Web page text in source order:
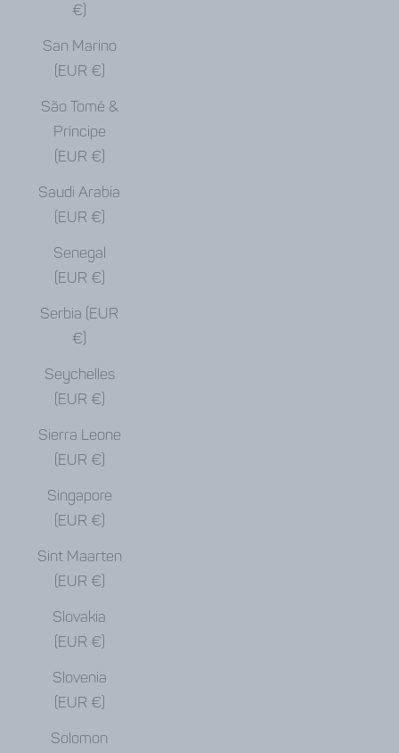
€)
San Marino
(EUR €)
São Tomé &
Príncipe
(EUR €)
Saudi Arabia
(EUR €)
Senegal
(EUR €)
Serbia (EUR
€)
Seychelles
(EUR €)
Sierra Leone
(EUR €)
Singapore
(EUR €)
Sint Maarten
(EUR €)
Slovakia
(EUR €)
Slovenia
(EUR €)
Solomon